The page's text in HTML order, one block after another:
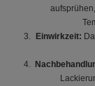
Einwirkzeit: